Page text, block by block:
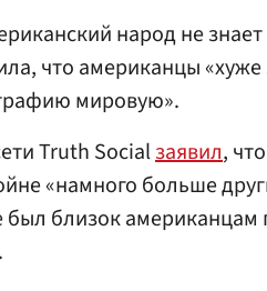
народ не
что американцы
мировую».
Truth Socialзаявил,
«намного больше
был близок американцам